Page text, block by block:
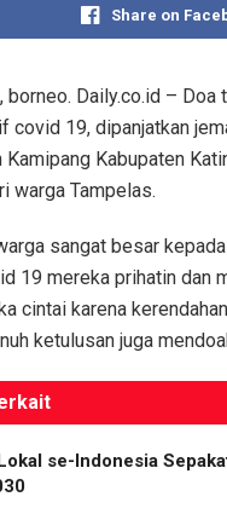
Share on
borneo. Daily.co.id –
covid 19, dipanjatkan
Kamipang Kabupaten
warga Tampelas.
sangat besar
19 mereka prihatin dan
cintai karena
ketulusan juga
se-Indonesia